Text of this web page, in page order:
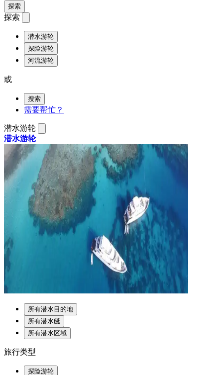
探索
探索
潜水游轮
探险游轮
河流游轮
或
搜索
需要帮忙？
潜水游轮
潜水游轮
所有潜水目的地
所有潜水艇
所有潜水区域
旅行类型
探险游轮